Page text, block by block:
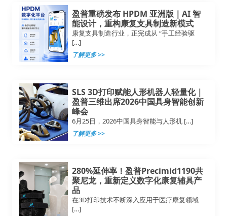
盈普重磅发布 HPDM 亚洲版｜AI 智
能设计，重构康复支具制造新模式
康复支具制造行业，正完成从 “手工经验驱
[…]
了解更多 >>
SLS 3D打印赋能人形机器人轻量化｜
盈普三维出席2026中国具身智能创新
峰会
6月25日，2026中国具身智能与人形机 […]
了解更多 >>
280%延伸率！盈普Precimid1190共
聚尼龙，重新定义数字化康复辅具产
品
在3D打印技术不断深入应用于医疗康复领域
[…]